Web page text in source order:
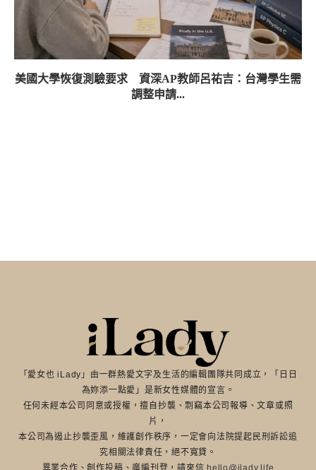
美國大學恢復測驗要求 資深AP教師呂祐吉：台灣學生需
調整申請...
「愛女也 iLady」由一群熱愛文字及生活的編輯團隊共同成立，「日日
為妳添一點愛」是新女性媒體的宣言。
任何未經本公司同意或授權，擅自抄襲、剽竊本公司報導、文章或照
片，
本公司為遏止抄襲歪風，維護創作秩序，一定會向法院提起民刑訴訟追
究相關法律責任，絕不寬貸。
異業合作、創作投稿、廣編刊登，請來信hello@ilady.life